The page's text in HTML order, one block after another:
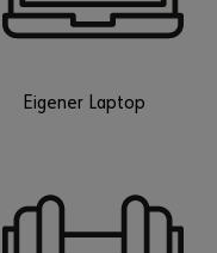
Eigener Laptop